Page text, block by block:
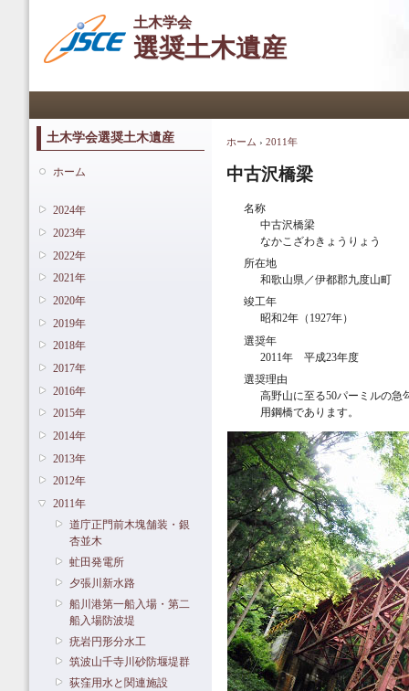
土木学会
選奨土木遺産
土木学会選奨土木遺産
ホーム
2024年
2023年
2022年
2021年
2020年
2019年
2018年
2017年
2016年
2015年
2014年
2013年
2012年
2011年
道庁正門前木塊舗装・銀
杏並木
虻田発電所
夕張川新水路
船川港第一船入場・第二
船入場防波堤
疣岩円形分水工
筑波山千寺川砂防堰堤群
荻窪用水と関連施設
現在地
ホーム › 2011年
中古沢橋梁
名称
中古沢橋梁
なかこざわきょうりょう
所在地
和歌山県／伊都郡九度山町
竣工年
昭和2年（1927年）
選奨年
2011年 平成23年度
選奨理由
高野山に至る50パーミルの
用鋼橋であります。